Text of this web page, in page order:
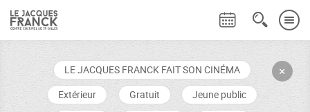
+
LE JACQUES FRANCK FAIT SON CINÉMA
Extérieur
Gratuit
Jeune public